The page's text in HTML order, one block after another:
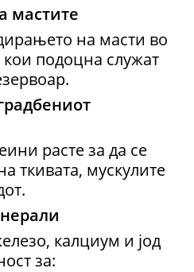
мастите
на масти во
подоцна служат
расте за да се
ткивата, мускулите
калциум и јод
за: